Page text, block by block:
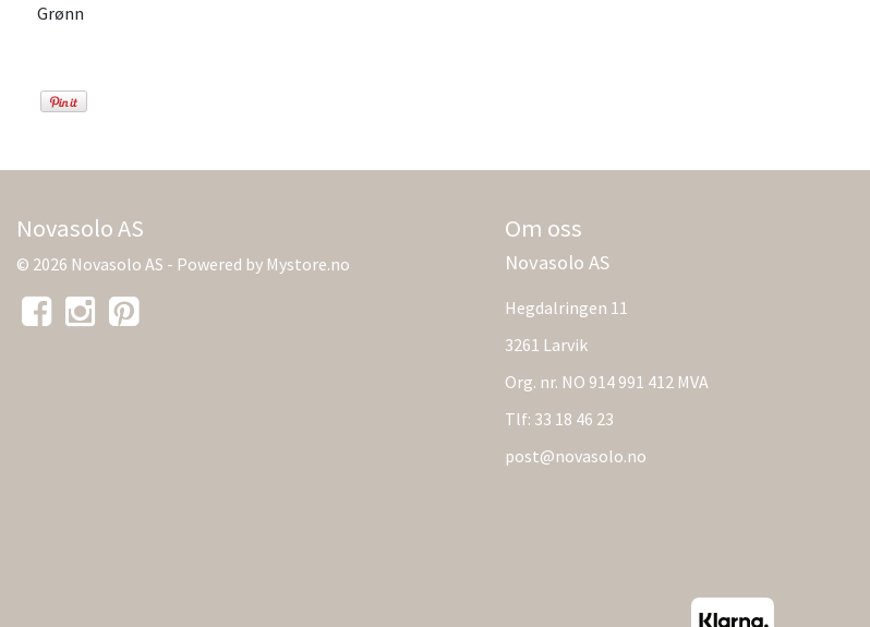
Grønn
Novasolo AS
© 2026 Novasolo AS - Powered by Mystore.no
Om oss
Novasolo AS
Hegdalringen 11
3261 Larvik
Org. nr. NO 914 991 412 MVA
Tlf: 33 18 46 23
post@novasolo.no